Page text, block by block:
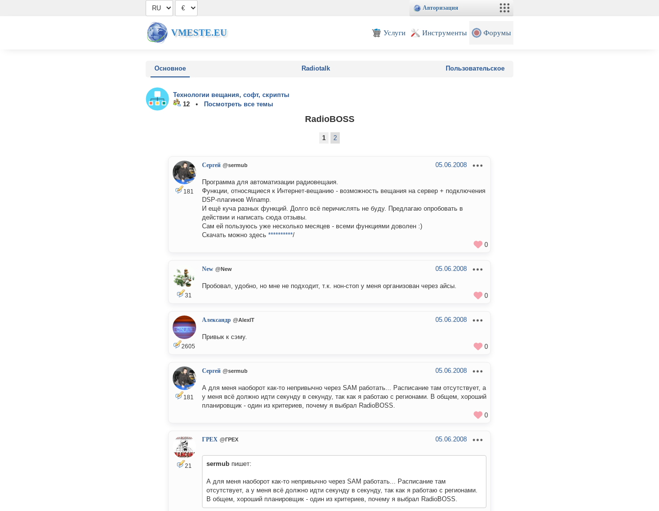
Авторизация
VMESTE.EU Услуги Инструменты Форумы
Основное Radiotalk Пользовательское
Технологии вещания, софт, скрипты
12 •
Посмотреть все темы
RadioBOSS
1 2
181
Сергей @sermub 05.06.2008
Программа для автоматизации радиовещаия.
Функции, относящиеся к Интернет-вещанию - возможность вещания на сервер + подключения
DSP-плагинов Winamp.
И ещё куча разных функций. Долго всё перичислять не буду. Предлагаю опробовать в
действии и написать сюда отзывы.
Сам ей пользуюсь уже несколько месяцев - всеми функциями доволен :)
Скачать можно здесь **********/
0
31
New @New 05.06.2008
Пробовал, удобно, но мне не подходит, т.к. нон-стоп у меня организован через айсы.
0
2605
Александр @AlexIT 05.06.2008
Привык к сэму.
0
181
Сергей @sermub 05.06.2008
А для меня наоборот как-то непривычно через SAM работать... Расписание там отсутствует, а
у меня всё должно идти секунду в секунду, так как я работаю с регионами. В общем, хороший
планировщик - один из критериев, почему я выбрал RadioBOSS.
0
21
ГРЕХ @ГРЕХ 05.06.2008
sermub пишет:
А для меня наоборот как-то непривычно через SAM работать... Расписание там
отсутствует, а у меня всё должно идти секунду в секунду, так как я работаю с регионами.
В общем, хороший планировщик - один из критериев, почему я выбрал RadioBOSS.